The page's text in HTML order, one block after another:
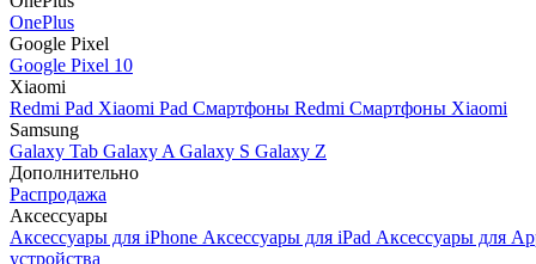
OnePlus
Google Pixel
Google Pixel 10
Xiaomi
Redmi Pad Xiaomi Pad Смартфоны Redmi Смартфоны Xiaomi
Samsung
Galaxy Tab Galaxy A Galaxy S Galaxy Z
Дополнительно
Распродажа
Аксессуары
Аксессуары для iPhone Аксессуары для iPad Аксессуары для
устройства